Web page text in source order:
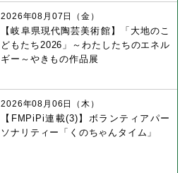
【岐阜県現代陶芸美術館】「大地のこ
どもたち2026」～わたしたちのエネル
ギー～やきもの作品展
2026年08月07日（金）
【FMPiPi連載(3)】ボランティアパー
ソナリティー「くのちゃんタイム」
2026年08月06日（木）